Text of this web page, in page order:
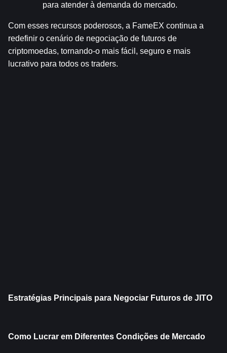
para atender à demanda do mercado.
Com esses recursos poderosos, a FameEX continua a
redefinir o cenário de negociação de futuros de
criptomoedas, tornando-o mais fácil, seguro e mais
lucrativo para todos os traders.
Estratégias Principais para Negociar Futuros de JITO
Como Lucrar em Diferentes Condições de Mercado